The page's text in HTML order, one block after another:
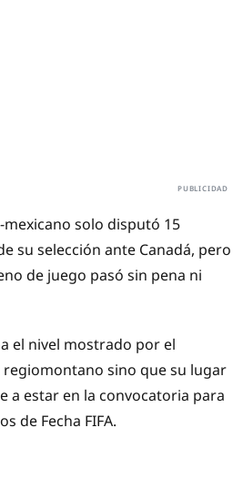
mexicano solo disputó 15
su selección ante Canadá, pero
de juego pasó sin pena ni
el nivel mostrado por el
sino que su lugar
a estar en la convocatoria para
de Fecha FIFA.